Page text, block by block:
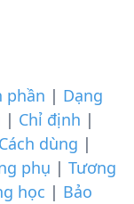
phần | Dạng
| Chỉ định |
dùng |
phụ | Tương
học | Bảo